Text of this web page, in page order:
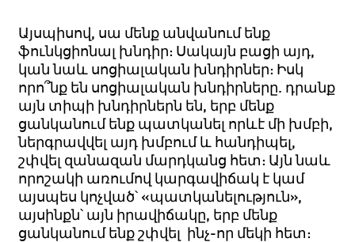
Այսպիսով, սա մենք անվանում ենք
ֆունկցիոնալ խնդիր: Սակայն բացի այդ,
կան նաև սոցիալական խնդիրներ: Իսկ
որո՞նք են սոցիալական խնդիրները. դրանք
այն տիպի խնդիրներն են, երբ մենք
ցանկանում ենք պատկանել որևէ մի խմբի,
ներգրավվել այդ խմբում և հանդիպել,
շփվել զանազան մարդկանց հետ: Այն նաև
որոշակի առումով կարգավիճակ է կամ
այսպես կոչված՝ «պատկանելություն»,
այսինքն՝ այն իրավիճակը, երբ մենք
ցանկանում ենք շփվել ինչ-որ մեկի հետ: